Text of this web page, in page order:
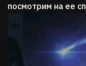
посмотрим на ее